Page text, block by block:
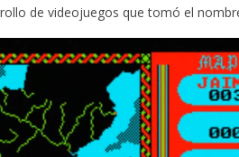
de videojuegos que tomó el